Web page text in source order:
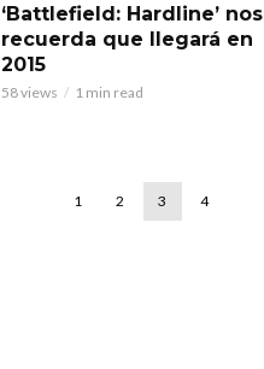
‘Battlefield: Hardline’ nos
recuerda que llegará en
2015
58 views 1 min read
1 2 3 4